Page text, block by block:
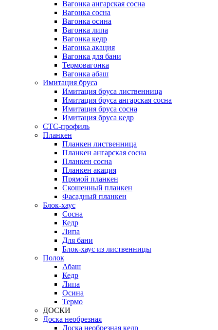
Вагонка ангарская сосна
Вагонка сосна
Вагонка осина
Вагонка липа
Вагонка кедр
Вагонка акация
Вагонка для бани
Термовагонка
Вагонка абаш
Имитация бруса
Имитация бруса лиственница
Имитация бруса ангарская сосна
Имитация бруса сосна
Имитация бруса кедр
СТС-профиль
Планкен
Планкен лиственница
Планкен ангарская сосна
Планкен сосна
Планкен акация
Прямой планкен
Скошенный планкен
Фасадный планкен
Блок-хаус
Сосна
Кедр
Липа
Для бани
Блок-хаус из лиственницы
Полок
Абаш
Кедр
Липа
Осина
Термо
ДОСКИ
Доска необрезная
Доска необрезная кедр